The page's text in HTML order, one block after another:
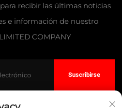
recibir las últimas noticias
e información de nuestro
COMPANY
Suscribirse